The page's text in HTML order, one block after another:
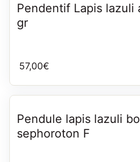
Pendentif Lapis lazuli
gr
Prix normal
57,00€
Pendule lapis lazuli
sephoroton F